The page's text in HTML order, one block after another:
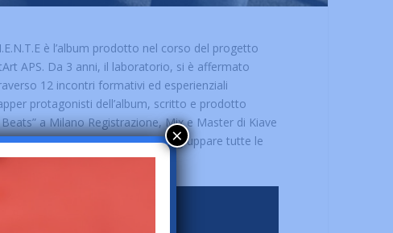
è l’album prodotto nel corso del progetto
APS. Da 3 anni, il laboratorio, si è affermato
12 incontri formativi ed esperienziali
protagonisti dell’album, scritto e prodotto
a Milano Registrazione, Mix e Master di Kiave
“Keep it Real” nata per raggruppare tutte le
realizzato da Guido Valdata
×